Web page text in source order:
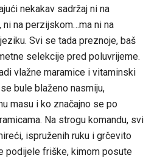
nekakav sadržaj ni na
ni na perzijskom…ma ni na
Svi se tada preznoje, baš
selekcije pred poluvrijeme.
vlažne maramice i vitaminski
bule blaženo nasmiju,
masu i ko značajno se po
Na strogu komandu, svi
ispruženih ruku i grčevito
podijele friške, kimom posute